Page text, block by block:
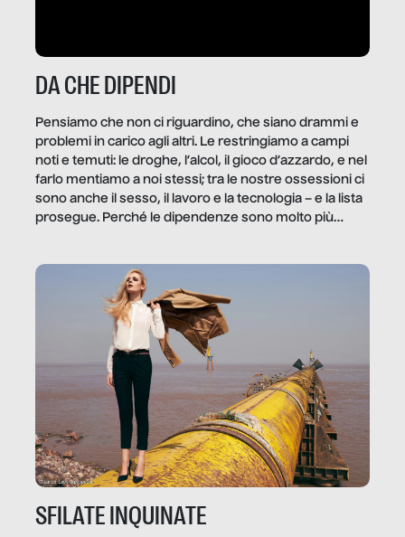
DA CHE DIPENDI
Pensiamo che non ci riguardino, che siano drammi e
problemi in carico agli altri. Le restringiamo a campi
noti e temuti: le droghe, l’alcol, il gioco d’azzardo, e nel
farlo mentiamo a noi stessi; tra le nostre ossessioni ci
sono anche il sesso, il lavoro e la tecnologia – e la lista
prosegue. Perché le dipendenze sono molto più
trae un guadagno. In questo reportage vediamo
quale e come.
SFILATE INQUINATE